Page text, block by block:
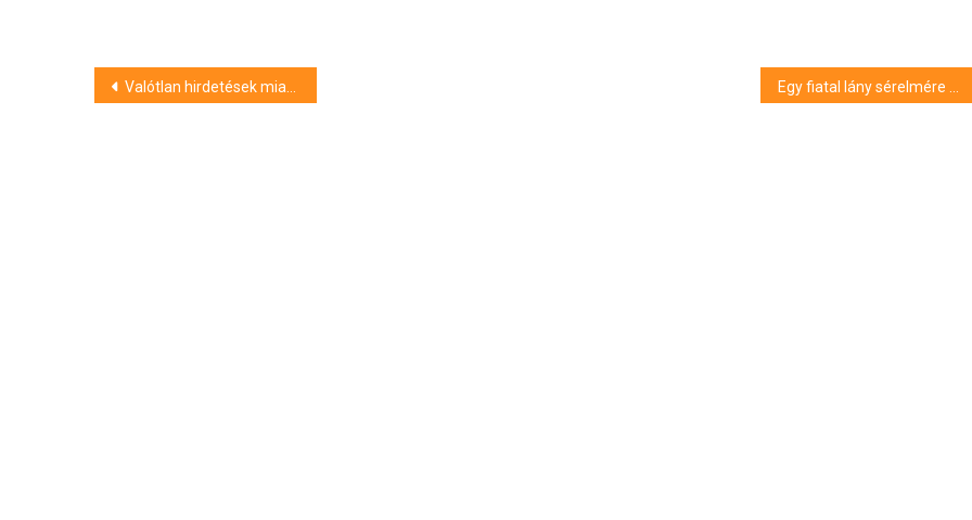
Bejegyzés
Valótlan hirdetések miatt emeltek vádat egy nő ellen Somogyban Egy fiatal lány sérelmére követett el szexuális erőszakot Sátoraljaújhelyen, vádat emeltek ellene